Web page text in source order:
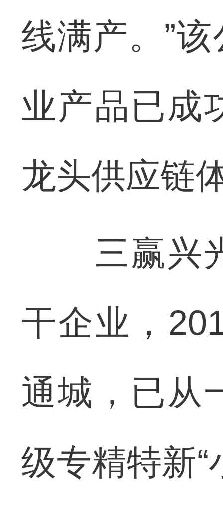
线满产。”
业产品已成
龙头供应链
三赢兴光
干企业，
通城，已从
级专精特新